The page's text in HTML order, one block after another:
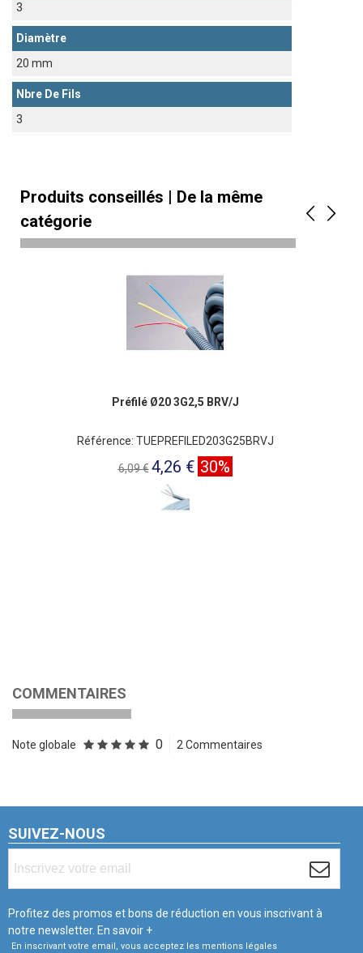
3
Diamètre
20 mm
Nbre De Fils
3
Produits conseillés | De la même
catégorie
Préfilé Ø20 3G2,5 BRV/J
Référence: TUEPREFILED203G25BRVJ
6,09 € 4,26 € 30%
COMMENTAIRES
Note globale 0 2 Commentaires
SUIVEZ-NOUS
Profitez des promos et bons de réduction en vous inscrivant à
notre newsletter. En savoir +
En inscrivant votre email, vous acceptez les mentions légales